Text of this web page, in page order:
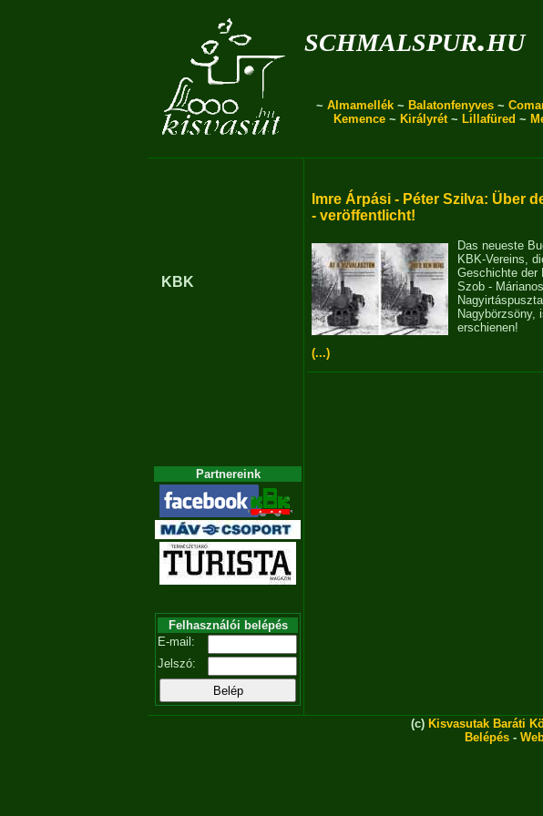
schmalspur.hu
~ Almamellék ~ Balatonfenyves ~
Kemence~ Királyrét~ Lillafüred ~
KBK
Partnereink
Felhasználói belépés
E-mail:
Jelszó:
Imre Árpási - Péter Szilva: Über
- veröffentlicht!
Das neueste
KBK-Vereins,
Geschichte der
Szob -
Nagybörzsöny,
erschienen!
(...)
(c) Kisvasutak Baráti
Belépés -